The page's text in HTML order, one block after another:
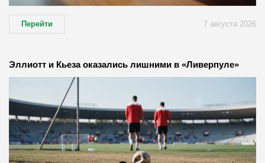
Перейти 7 августа 2026
Эллиотт и Кьеза оказались лишними в «Ливерпуле»